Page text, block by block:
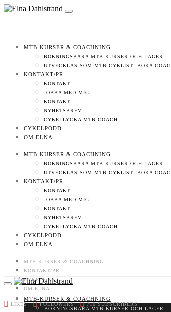
MTB-KURSER & COACHNING
BOKNINGSBARA MTB-KURSER OCH LÄGER
UTVECKLAS SOM MTB-CYKLIST: BOKA
KONTAKT/PR
KONTAKT
JOBBA MED MIG
KONTAKT
NYHETSBREV
CYKELLYCKA MTB-COACH
CYKELPODD
OM ELNA
MTB-KURSER & COACHNING
BOKNINGSBARA MTB-KURSER OCH LÄGER
UTVECKLAS SOM MTB-CYKLIST: BOKA
KONTAKT/PR
KONTAKT
JOBBA MED MIG
KONTAKT
NYHETSBREV
CYKELLYCKA MTB-COACH
CYKELPODD
OM ELNA
MTB-KURSER & COACHNING
KONTAKT/PR
CYKELPODD
OM ELNA
LIKES FOLLOWERS 710 SUBSCRIBERS
MTB-KURSER & COACHNING
BOKNINGSBARA MTB-KURSER OCH LÄGER